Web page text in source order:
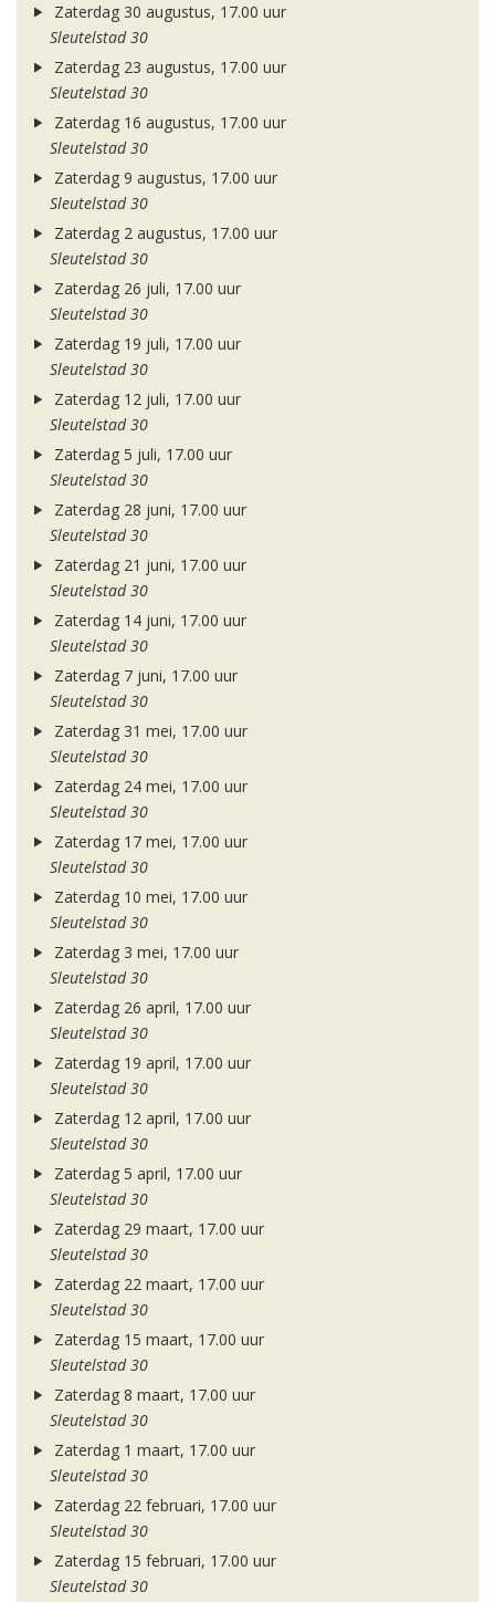
Zaterdag 30 augustus, 17.00 uur
Sleutelstad 30
Zaterdag 23 augustus, 17.00 uur
Sleutelstad 30
Zaterdag 16 augustus, 17.00 uur
Sleutelstad 30
Zaterdag 9 augustus, 17.00 uur
Sleutelstad 30
Zaterdag 2 augustus, 17.00 uur
Sleutelstad 30
Zaterdag 26 juli, 17.00 uur
Sleutelstad 30
Zaterdag 19 juli, 17.00 uur
Sleutelstad 30
Zaterdag 12 juli, 17.00 uur
Sleutelstad 30
Zaterdag 5 juli, 17.00 uur
Sleutelstad 30
Zaterdag 28 juni, 17.00 uur
Sleutelstad 30
Zaterdag 21 juni, 17.00 uur
Sleutelstad 30
Zaterdag 14 juni, 17.00 uur
Sleutelstad 30
Zaterdag 7 juni, 17.00 uur
Sleutelstad 30
Zaterdag 31 mei, 17.00 uur
Sleutelstad 30
Zaterdag 24 mei, 17.00 uur
Sleutelstad 30
Zaterdag 17 mei, 17.00 uur
Sleutelstad 30
Zaterdag 10 mei, 17.00 uur
Sleutelstad 30
Zaterdag 3 mei, 17.00 uur
Sleutelstad 30
Zaterdag 26 april, 17.00 uur
Sleutelstad 30
Zaterdag 19 april, 17.00 uur
Sleutelstad 30
Zaterdag 12 april, 17.00 uur
Sleutelstad 30
Zaterdag 5 april, 17.00 uur
Sleutelstad 30
Zaterdag 29 maart, 17.00 uur
Sleutelstad 30
Zaterdag 22 maart, 17.00 uur
Sleutelstad 30
Zaterdag 15 maart, 17.00 uur
Sleutelstad 30
Zaterdag 8 maart, 17.00 uur
Sleutelstad 30
Zaterdag 1 maart, 17.00 uur
Sleutelstad 30
Zaterdag 22 februari, 17.00 uur
Sleutelstad 30
Zaterdag 15 februari, 17.00 uur
Sleutelstad 30